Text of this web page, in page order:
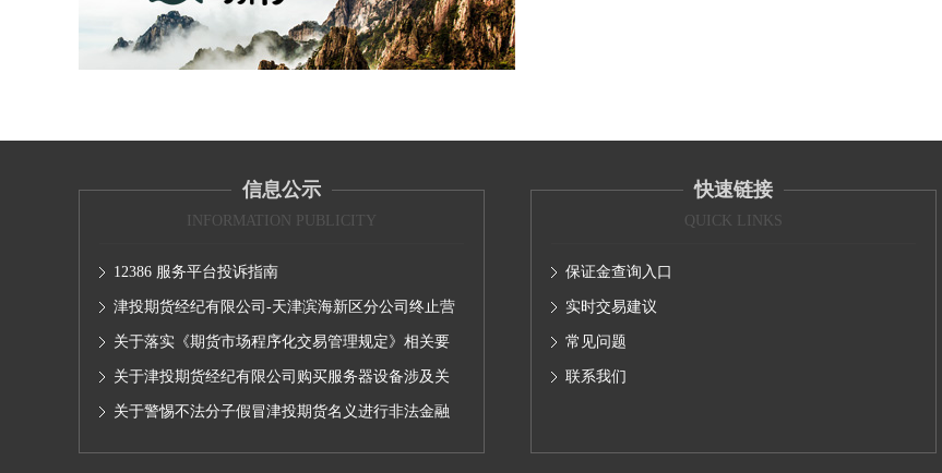
信息公示
INFORMATION PUBLICITY
12386 服务平台投诉指南
津投期货经纪有限公司-天津滨海新区分公司终止营
业的公告
关于落实《期货市场程序化交易管理规定》相关要
求,无限易终端版本调整及客户通知
关于津投期货经纪有限公司购买服务器设备涉及关
联交易情况的公示
关于警惕不法分子假冒津投期货名义进行非法金融
快速链接
QUICK LINKS
保证金查询入口
实时交易建议
常见问题
联系我们